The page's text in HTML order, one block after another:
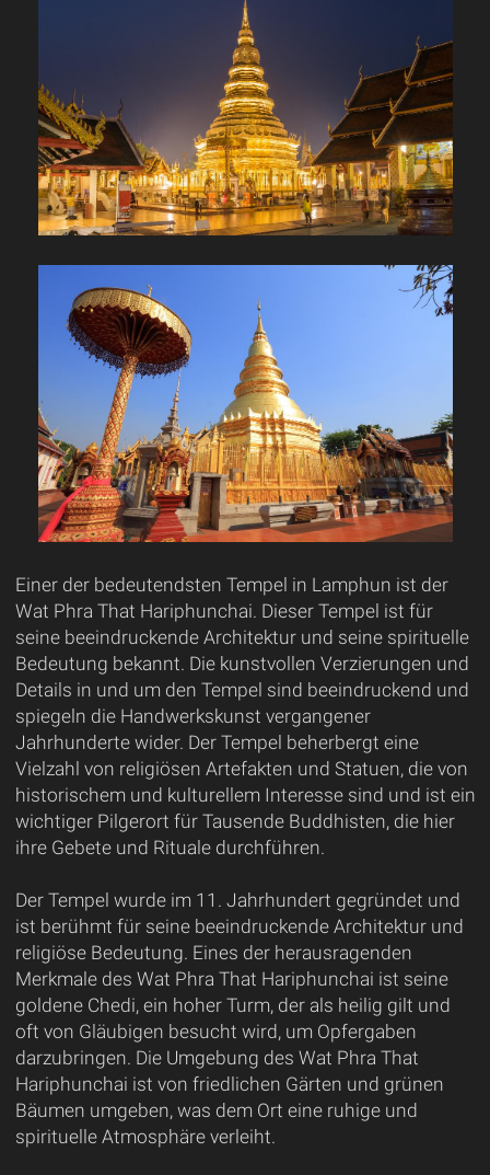
Einer der bedeutendsten Tempel in Lamphun ist der
Wat Phra That Hariphunchai. Dieser Tempel ist für
seine beeindruckende Architektur und seine spirituelle
Bedeutung bekannt. Die kunstvollen Verzierungen und
Details in und um den Tempel sind beeindruckend und
spiegeln die Handwerkskunst vergangener
Jahrhunderte wider. Der Tempel beherbergt eine
Vielzahl von religiösen Artefakten und Statuen, die von
historischem und kulturellem Interesse sind und ist ein
wichtiger Pilgerort für Tausende Buddhisten, die hier
ihre Gebete und Rituale durchführen.
Der Tempel wurde im 11. Jahrhundert gegründet und
ist berühmt für seine beeindruckende Architektur und
religiöse Bedeutung. Eines der herausragenden
Merkmale des Wat Phra That Hariphunchai ist seine
goldene Chedi, ein hoher Turm, der als heilig gilt und
oft von Gläubigen besucht wird, um Opfergaben
darzubringen. Die Umgebung des Wat Phra That
Hariphunchai ist von friedlichen Gärten und grünen
Bäumen umgeben, was dem Ort eine ruhige und
spirituelle Atmosphäre verleiht.